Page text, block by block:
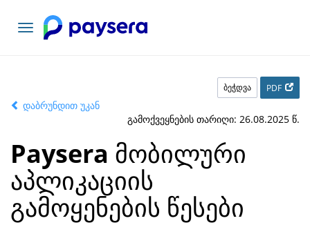
ნავიგაციის
გადართვა
ბეჭდვა PDF
დაბრუნდით უკან
გამოქვეყნების თარიღი: 26.08.2025 წ.
Paysera მობილური
აპლიკაციის
გამოყენების წესები